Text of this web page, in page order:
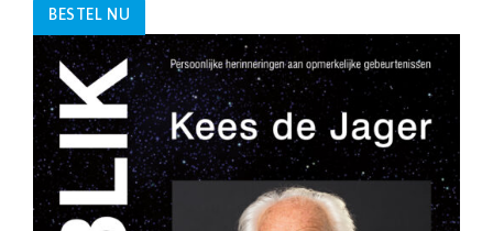
BESTEL NU